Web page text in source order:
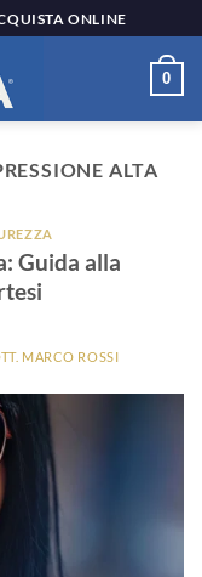
ONLINE
0
ALTA
Guida alla
MARCO ROSSI